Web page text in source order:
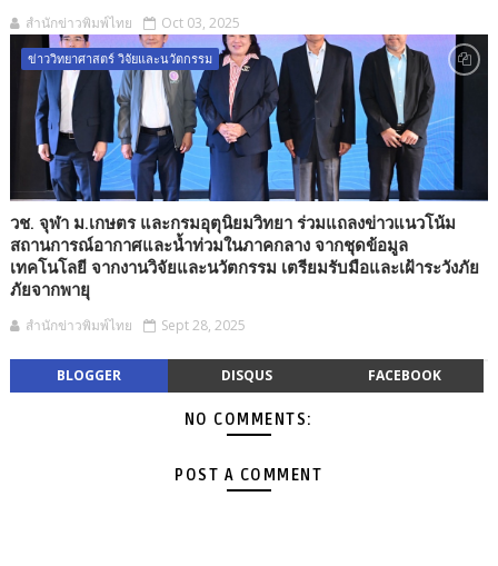
สำนักข่าวพิมพ์ไทย Oct 03, 2025
ข่าววิทยาศาสตร์ วิจัยและนวัตกรรม
วช. จุฬา ม.เกษตร และกรมอุตุนิยมวิทยา ร่วมแถลงข่าวแนวโน้ม
สถานการณ์อากาศและน้ำท่วมในภาคกลาง จากชุดข้อมูล
เทคโนโลยี จากงานวิจัยและนวัตกรรม เตรียมรับมือและเฝ้าระวังภัย
ภัยจากพายุ
สำนักข่าวพิมพ์ไทย Sept 28, 2025
BLOGGER DISQUS FACEBOOK
NO COMMENTS:
POST A COMMENT